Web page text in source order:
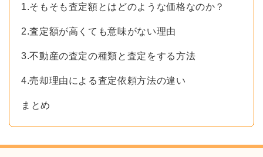
1.そもそも査定額とはどのような価格なのか？
2.査定額が高くても意味がない理由
3.不動産の査定の種類と査定をする方法
4.売却理由による査定依頼方法の違い
まとめ